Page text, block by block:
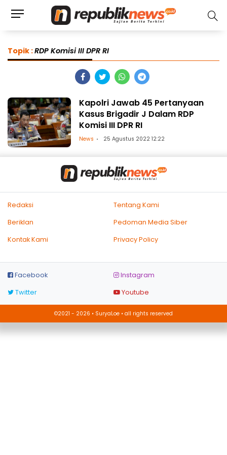
Topik :RDP Komisi III DPR RI
Kapolri Jawab 45 Pertanyaan
Kasus Brigadir J Dalam RDP
Komisi III DPR RI
News 25 Agustus 2022 12:22
Redaksi
Tentang Kami
Beriklan
Pedoman Media Siber
Kontak Kami
Privacy Policy
Facebook
Instagram
Twitter
Youtube
©2021 - 2026 • SuryaLoe • all rights reserved